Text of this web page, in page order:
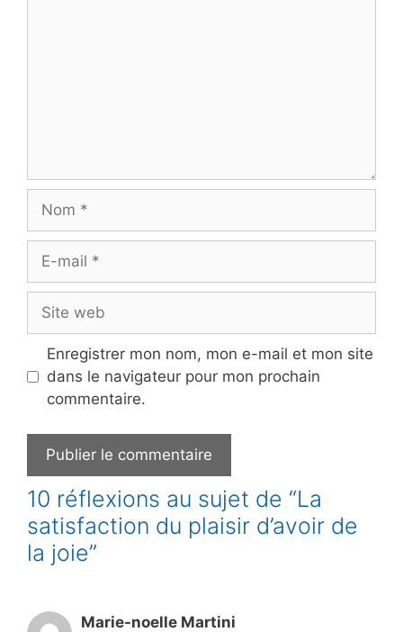
Nom
Site
web
Enregistrer mon nom, mon e-mail et mon site
dans le navigateur pour mon prochain
commentaire.
10 réflexions au sujet de “La
satisfaction du plaisir d’avoir de
la joie”
Marie-noelle Martini